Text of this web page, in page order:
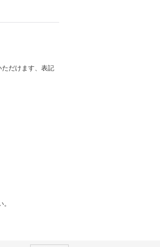
だけます、表記